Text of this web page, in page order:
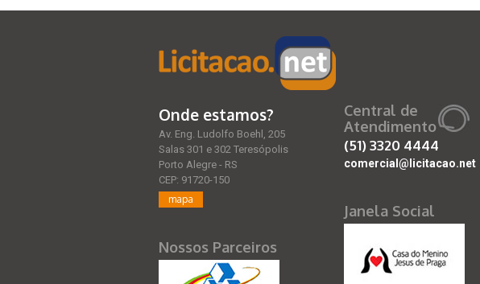
Onde estamos?
Av. Eng. Ludolfo Boehl, 205
Salas 301 e 302 Teresópolis
Porto Alegre - RS
CEP: 91720-150
mapa
Nossos Parceiros
Central de
Atendimento
(51)3320 4444
comercial@licitacao.net
Janela Social